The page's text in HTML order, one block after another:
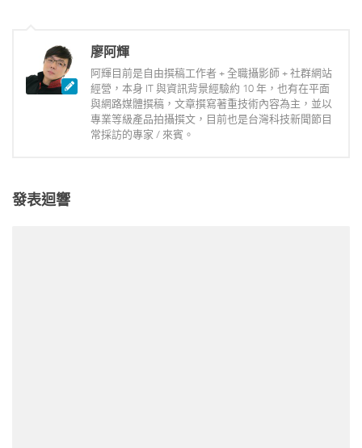
廖阿輝
阿輝目前是自由撰稿工作者 + 全職攝影師 + 社群網站
經營，本身 IT 與資訊背景經驗約 10 年，也有在平面
與網路媒體撰稿，文章撰寫著重技術內容為主，並以
專業等級產品拍攝撰文，目前也是台灣科技新聞節目
常採訪的專家 / 來賓。
發表迴響